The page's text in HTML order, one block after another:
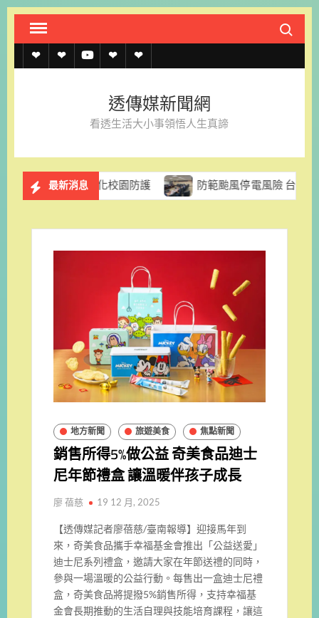
Skip
content
Search
透
約
透
上
記
透 聯
我
官
LINE
透傳媒新聞網
看透生活大小事領悟人生真諦
最新消息
化校園防護 防範颱風停電風險 台電台南區處籲民眾及
地方新聞 旅遊美食 焦點新聞
銷售所得5%做公益 奇美食品迪士
尼年節禮盒 讓溫暖伴孩子成長
廖 蓓慈 19 12 月, 2025
【透傳媒記者廖蓓慈/臺南報導】迎接馬年到
來，奇美食品攜手幸福基金會推出「公益送愛」
迪士尼系列禮盒，邀請大家在年節送禮的同時，
參與一場溫暖的公益行動。每售出一盒迪士尼禮
盒，奇美食品將提撥5%銷售所得，支持幸福基
金會長期推動的生活自理與技能培育課程，讓這